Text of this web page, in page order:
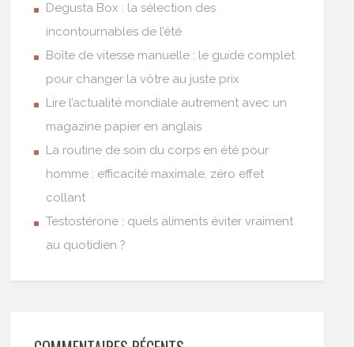
Degusta Box : la sélection des
incontournables de l’été
Boîte de vitesse manuelle : le guide complet
pour changer la vôtre au juste prix
Lire l’actualité mondiale autrement avec un
magazine papier en anglais
La routine de soin du corps en été pour
homme : efficacité maximale, zéro effet
collant
Testostérone : quels aliments éviter vraiment
au quotidien ?